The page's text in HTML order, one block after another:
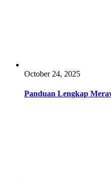
October 24, 2025
Panduan Lengkap